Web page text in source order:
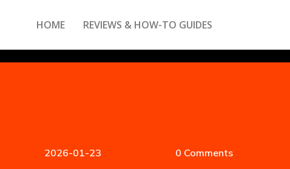
HOME REVIEWS & HOW-TO GUIDES
2026-01-23 0 Comments